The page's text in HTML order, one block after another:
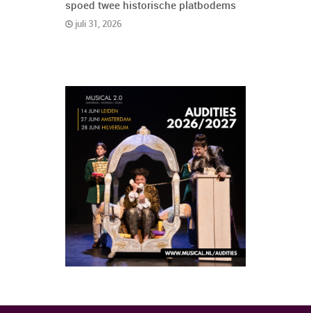
spoed twee historische platbodems
juli 31, 2026